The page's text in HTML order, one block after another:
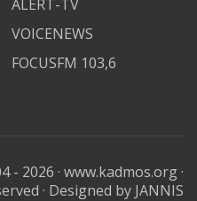
ALERT-TV
VOICENEWS
FOCUSFM 103,6
- 2026 · www.kadmos.org·
· Designed by JANNIS